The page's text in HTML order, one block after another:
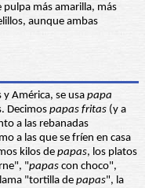
más amarilla, más
aunque ambas
y América, se usa papa
Decimos papas fritas (y a
a las rebanadas
a las que se fríen en casa
kilos de papas, los platos
"papas con choco",
"tortilla de papas", la